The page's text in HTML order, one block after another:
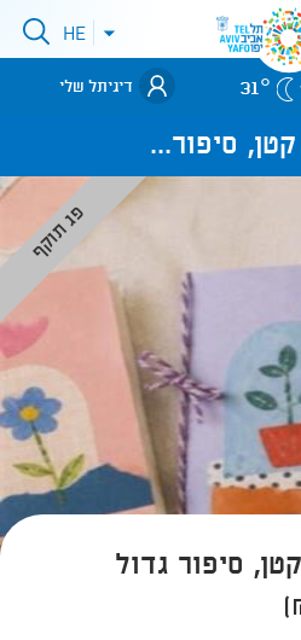
עיריית
פתיחתHE
31° דיגיתל שלי
סיפור...
פג תוקף
סיפור גדול